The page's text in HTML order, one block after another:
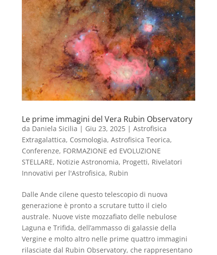
Le prime immagini del Vera Rubin Observatory
da Daniela Sicilia | Giu 23, 2025| Astrofisica
Extragalattica, Cosmologia, Astrofisica Teorica,
Conferenze, FORMAZIONE ed EVOLUZIONE
STELLARE, Notizie Astronomia, Progetti, Rivelatori
Innovativi per l'Astrofisica, Rubin
Dalle Ande cilene questo telescopio di nuova
generazione è pronto a scrutare tutto il cielo
australe. Nuove viste mozzafiato delle nebulose
Laguna e Trifida, dell’ammasso di galassie della
Vergine e molto altro nelle prime quattro immagini
rilasciate dal Rubin Observatory, che rappresentano